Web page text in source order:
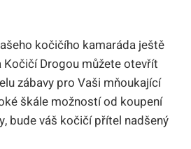
kočičího kamaráda ještě
Kočičí Drogou můžete otevřít
zábavy pro Vaši mňoukající‍
škále možností od koupení
bude váš kočičí přítel nadšený